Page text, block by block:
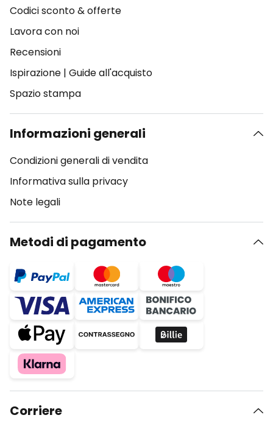
Codici sconto & offerte
Lavora con noi
Recensioni
Ispirazione | Guide all'acquisto
Spazio stampa
Informazioni generali
Condizioni generali di vendita
Informativa sulla privacy
Note legali
Metodi di pagamento
Corriere